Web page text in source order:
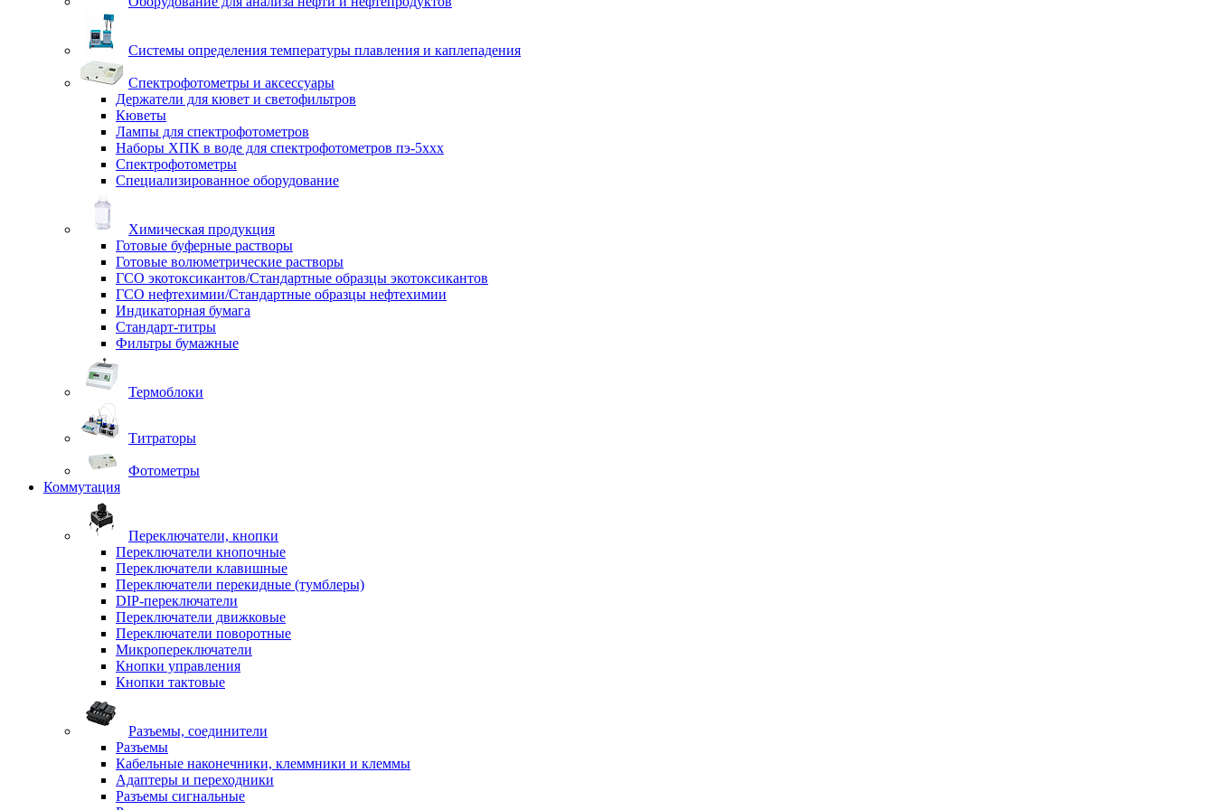
Системы определения температуры плавления и каплепадения
Спектрофотометры и аксессуары
Держатели для кювет и светофильтров
Кюветы
Лампы для спектрофотометров
Наборы ХПК в воде для спектрофотометров пэ-5ххх
Спектрофотометры
Специализированное оборудование
Химическая продукция
Готовые буферные растворы
Готовые волюметрические растворы
ГСО экотоксикантов/Стандартные образцы экотоксикантов
ГСО нефтехимии/Стандартные образцы нефтехимии
Индикаторная бумага
Стандарт-титры
Фильтры бумажные
Термоблоки
Титраторы
Фотометры
Коммутация
Переключатели, кнопки
Переключатели кнопочные
Переключатели клавишные
Переключатели перекидные (тумблеры)
DIP-переключатели
Переключатели движковые
Переключатели поворотные
Микропереключатели
Кнопки управления
Кнопки тактовые
Разъемы, соединители
Разъемы
Кабельные наконечники, клеммники и клеммы
Адаптеры и переходники
Разъемы сигнальные